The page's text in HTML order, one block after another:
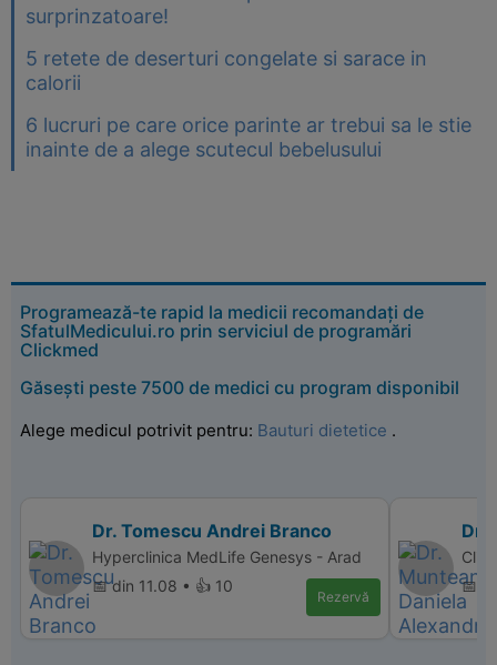
surprinzatoare!
5 retete de deserturi congelate si sarace in
calorii
6 lucruri pe care orice parinte ar trebui sa le stie
inainte de a alege scutecul bebelusului
Programează-te rapid la medicii recomandați de
SfatulMedicului.ro prin serviciul de programări
Clickmed
Găsești peste 7500 de medici cu program disponibil
Alege medicul potrivit pentru: Bauturi dietetice .
Dr. Tomescu Andrei Branco
Hyperclinica MedLife Genesys - Arad
📅 din 11.08 • 👍 10
Rezervă
Dr.
📅